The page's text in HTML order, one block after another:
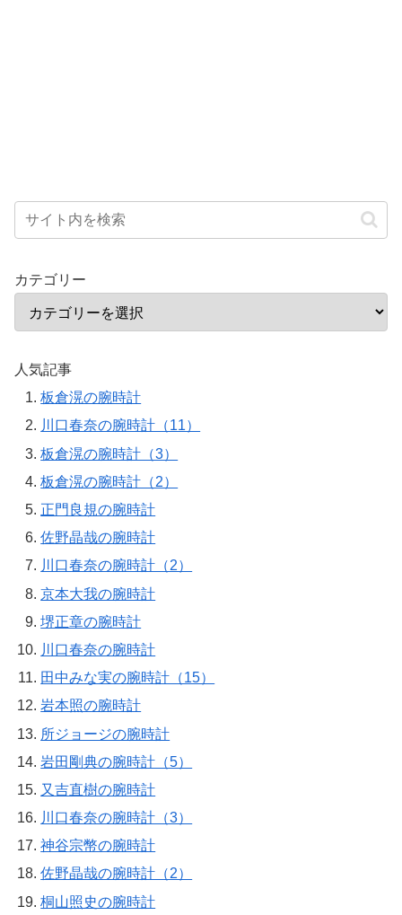
カテゴリー
人気記事
板倉滉の腕時計
川口春奈の腕時計（11）
板倉滉の腕時計（3）
板倉滉の腕時計（2）
正門良規の腕時計
佐野晶哉の腕時計
川口春奈の腕時計（2）
京本大我の腕時計
堺正章の腕時計
川口春奈の腕時計
田中みな実の腕時計（15）
岩本照の腕時計
所ジョージの腕時計
岩田剛典の腕時計（5）
又吉直樹の腕時計
川口春奈の腕時計（3）
神谷宗幣の腕時計
佐野晶哉の腕時計（2）
桐山照史の腕時計